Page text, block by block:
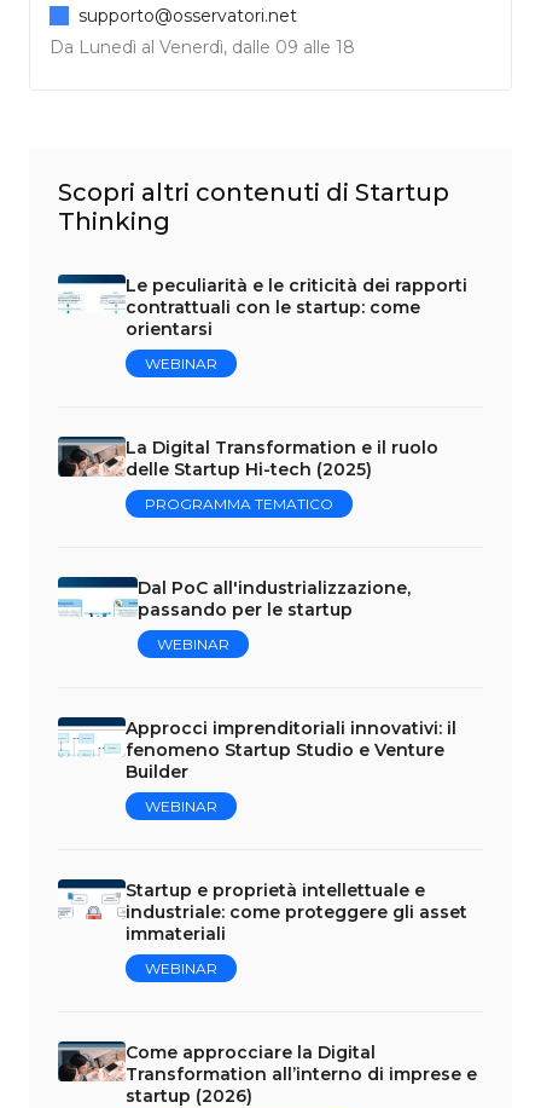
Da Lunedì al Venerdì, dalle 09 alle 18
supporto@osservatori.net
Scopri altri contenuti di Startup
Thinking
Le peculiarità e le criticità dei rapporti
contrattuali con le startup: come
orientarsi
WEBINAR
La Digital Transformation e il ruolo
delle Startup Hi-tech (2025)
PROGRAMMA TEMATICO
Dal PoC all'industrializzazione,
passando per le startup
WEBINAR
Approcci imprenditoriali innovativi: il
fenomeno Startup Studio e Venture
Builder
WEBINAR
Startup e proprietà intellettuale e
industriale: come proteggere gli asset
immateriali
WEBINAR
Come approcciare la Digital
Transformation all’interno di imprese e
startup (2026)